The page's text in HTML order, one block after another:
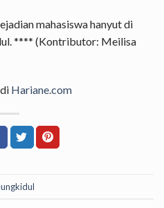
mahasiswa hanyut di
**** (Kontributor: Meilisa
Hariane.com